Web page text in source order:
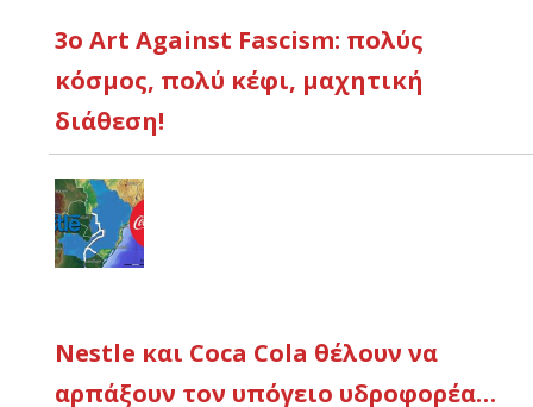
3ο Αrt Against Fascism: πολύς
κόσμος, πολύ κέφι, μαχητική
διάθεση!
Nestle και Coca Cola θέλουν να
αρπάξουν τον υπόγειο υδροφορέα…